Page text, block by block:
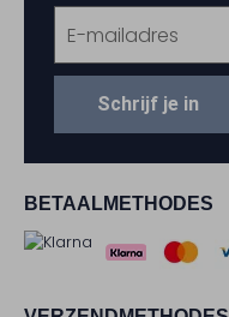
BETAALMETHODES
Schrijf je in